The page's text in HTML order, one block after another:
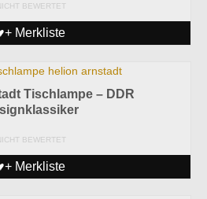
BEWERTET
Merkliste
Tischlampe – DDR
BEWERTET
Merkliste